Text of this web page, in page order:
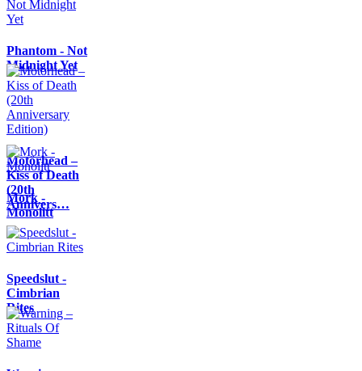
Phantom - Not
Midnight Yet
Motörhead –
Kiss of Death
(20th
Annivers…
Mork -
Monolitt
Speedslut -
Cimbrian
Rites